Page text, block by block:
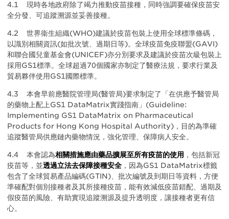
4.1 現時各地政府除了竭力推動疫苗接種，同時強調要確保疫苗安
全分發、可追蹤溯源並妥善接種。
4.2 世界衞生組織(WHO)建議於疫苗包裝上使用全球標準條碼，
以識別相關資訊(如批次號、過期日等)。全球疫苗免疫聯盟(GAVI)
和聯合國兒童基金會(UNICEF)亦分別要求及建議於疫苗次級包裝上
採用GS1標準。全球超過70個國家亦制定了醫療法規，要求行業及
貿易夥伴使用GS1國際標準。
4.3 本會早前應醫院管理局(醫管局)要求制定了「在供應予醫管局
的藥物上配上GS1 DataMatrix實踐指南」(Guideline:
Implementing GS1 DataMatrix on Pharmaceutical
Products for Hong Kong Hospital Authority)，目的為準確
追蹤醫管局供應鏈內藥物情況，強化管理、保障病人安全。
4.4 本會認為相關措施應由藥品擴展至所有疫苗的使用 ，包括新冠
疫苗等，並透過立法去保障接種安全 ，因為GS1 DataMatrix標籤
包含了全球貿易產品編碼(GTIN)、批次編號及到期日等資料，方便
準確配對個別接種者及其所接種疫苗，能有效減低疫苗錯配、過期及
假疫苗的風險、有助實現追蹤溯源及提升透明度，讓接種者更有信
心。